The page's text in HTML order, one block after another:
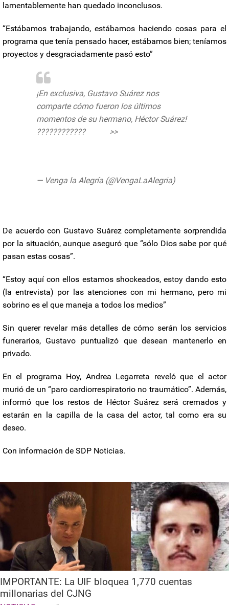
lamentablemente han quedado inconclusos.
“Estábamos trabajando, estábamos haciendo cosas para el
programa que tenía pensado hacer, estábamos bien; teníamos
proyectos y desgraciadamente pasó esto”
¡En exclusiva, Gustavo Suárez nos
comparte cómo fueron los últimos
momentos de su hermano, Héctor Suárez!
????????????
>>
— Venga la Alegría (@VengaLaAlegria)
De acuerdo con Gustavo Suárez completamente sorprendida
por la situación, aunque aseguró que “sólo Dios sabe por qué
pasan estas cosas”.
“Estoy aquí con ellos estamos shockeados, estoy dando esto
(la entrevista) por las atenciones con mi hermano, pero mi
sobrino es el que maneja a todos los medios”
Sin querer revelar más detalles de cómo serán los servicios
funerarios, Gustavo puntualizó que desean mantenerlo en
privado.
En el programa Hoy, Andrea Legarreta reveló que el actor
murió de un “paro cardiorrespiratorio no traumático”. Además,
informó que los restos de Héctor Suárez será cremados y
estarán en la capilla de la casa del actor, tal como era su
deseo.
Con información de SDP Noticias.
IMPORTANTE: La UIF bloquea 1,770 cuentas
millonarias del CJNG